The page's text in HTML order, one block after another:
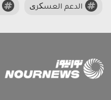
الدعم العسکری